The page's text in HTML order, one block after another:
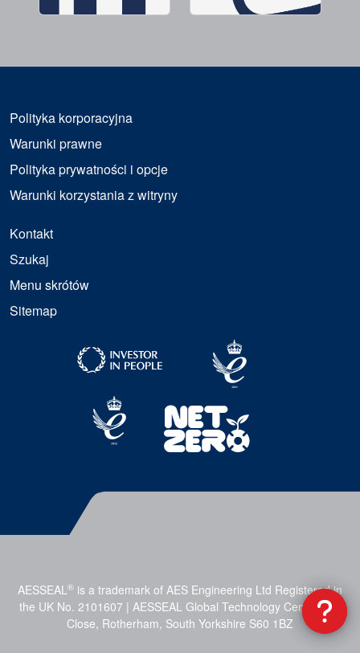
Polityka korporacyjna
Warunki prawne
Polityka prywatności i opcje
Warunki korzystania z witryny
Kontakt
Szukaj
Menu skrótów
Sitemap
AESSEAL ® is a trademark of AES Engineering Ltd Registered in
the UK No. 2101607 | AESSEAL Global Technology Centre, Mill
Close, Rotherham, South Yorkshire S60 1BZ